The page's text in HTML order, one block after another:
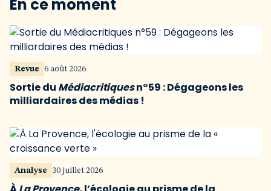
En ce moment
Revue 6 août 2026
Sortie du Médiacritiquesn°59 : Dégageons les
milliardaires des médias !
Analyse 30 juillet 2026